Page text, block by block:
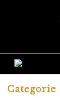
Categorie